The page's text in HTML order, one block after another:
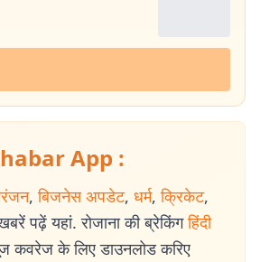
App :
, बिजनेस अपडेट, धर्म, क्रिकेट,
पढ़ें यहां. रोजाना की ब्रेकिंग हिंदी
कवरेज के लिए डाउनलोड करिए